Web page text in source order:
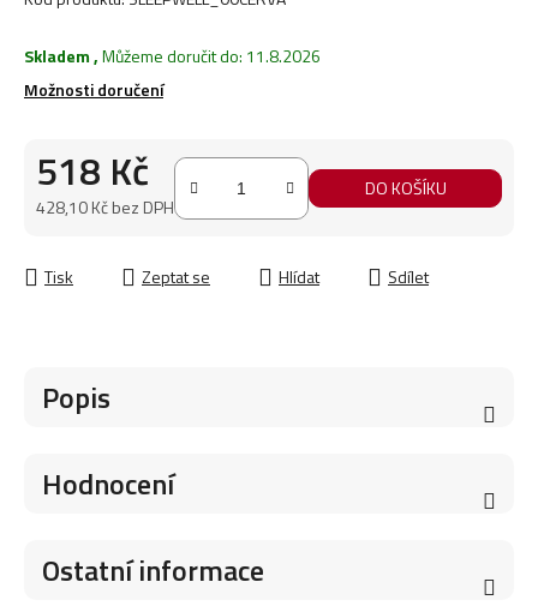
Skladem,Můžeme doručit do: 11.8.2026
Možnosti doručení
518 Kč
428,10 Kč bez DPH
DO KOŠÍKU
Tisk Zeptat se Hlídat Sdílet
Popis
Hodnocení
Ostatní informace